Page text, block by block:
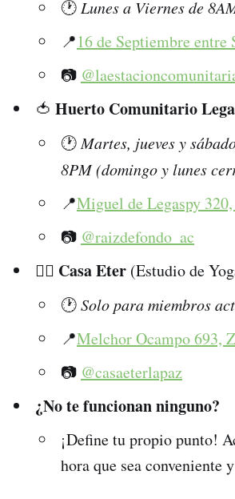
🕐 Lunes a Viernes de
📍16 de Septiembre
📷
🍅 Huerto Comunitario
🕐Martes, jueves y
8PM (domingo y lunes
📍Miguel de Legaspy
📷 @raizdefondo_ac
🧘‍♀️ Casa Eter (Estudio de
🕐Solo para miembros
📍Melchor Ocampo 693,
📷 @casaeterlapaz
¿No te funcionan ninguno?
¡Define tu propio punto!
hora que sea conveniente